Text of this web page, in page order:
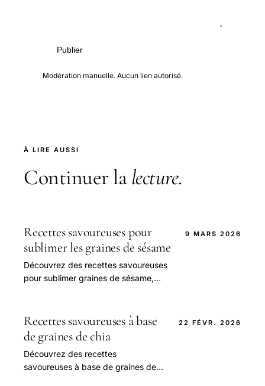
Publier
Modération manuelle. Aucun lien autorisé.
À LIRE AUSSI
Continuer la lecture.
Recettes savoureuses pour
sublimer les graines de sésame
Découvrez des recettes savoureuses
pour sublimer graines de sésame,
9 MARS 2026
Recettes savoureuses à base
de graines de chia
Découvrez des recettes
savoureuses à base de graines de
22 FÉVR. 2026